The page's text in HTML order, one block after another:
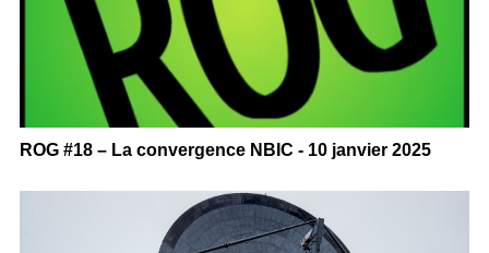
ROG #18 – La convergence NBIC - 10 janvier 2025